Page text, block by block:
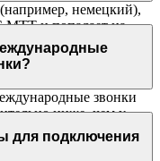
немецкий),
МТТ и попадает на
другом офисе.
звонки
ниже, чем у
до 70% в
для подключения